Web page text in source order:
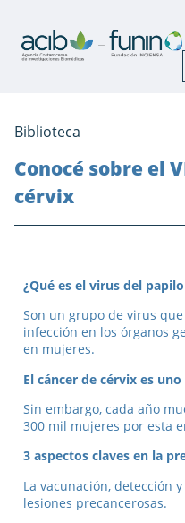
Biblioteca
Conocé sobre el
cérvix
¿Qué es el virus del
Son un grupo de virus
infección en los órganos
en mujeres.
El cáncer de cérvix es
Sin embargo, cada año
300 mil mujeres por esta
3 aspectos claves en la
La vacunación, detección
lesiones precancerosas.